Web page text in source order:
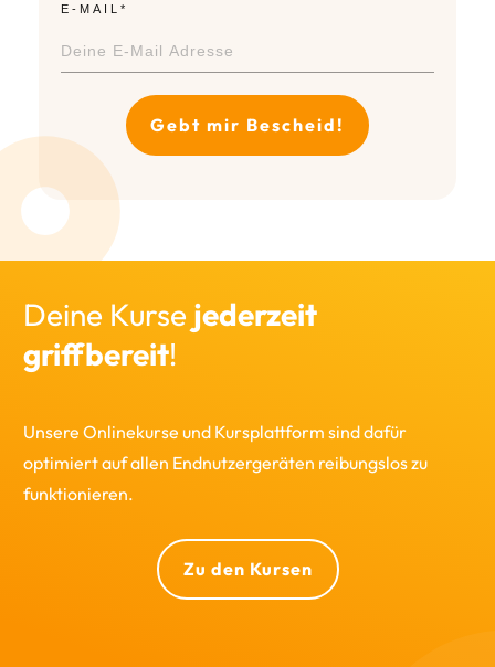
E-MAIL*
Gebt mir Bescheid!
Deine Kurse jederzeit
griffbereit!
Unsere Onlinekurse und Kursplattform sind dafür
optimiert auf allen Endnutzergeräten reibungslos zu
funktionieren.
Zu den Kursen